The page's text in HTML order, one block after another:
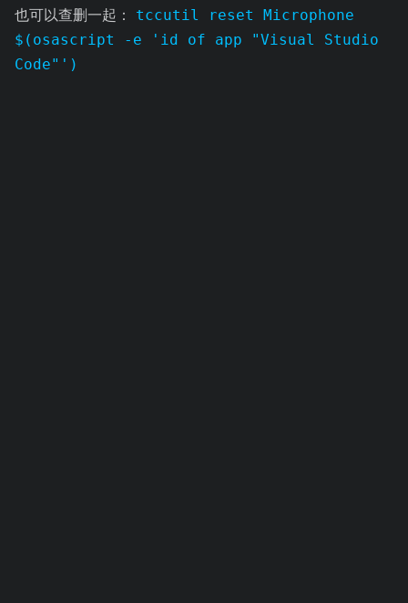
也可以查删一起：
tccutil reset Microphone
$(osascript -e 'id of app "Visual Studio
Code"')